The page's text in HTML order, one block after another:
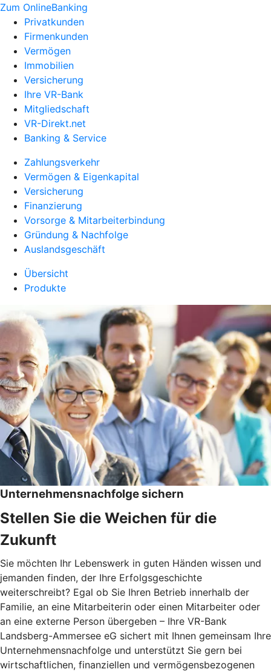
Zum OnlineBanking
Privatkunden
Firmenkunden
Vermögen
Immobilien
Versicherung
Ihre VR-Bank
Mitgliedschaft
VR-Direkt.net
Banking & Service
Zahlungsverkehr
Vermögen & Eigenkapital
Versicherung
Finanzierung
Vorsorge & Mitarbeiterbindung
Gründung & Nachfolge
Auslandsgeschäft
Übersicht
Produkte
Unternehmensnachfolge sichern
Stellen Sie die Weichen für die
Zukunft
Sie möchten Ihr Lebenswerk in guten Händen wissen und
jemanden finden, der Ihre Erfolgsgeschichte
weiterschreibt? Egal ob Sie Ihren Betrieb innerhalb der
Familie, an eine Mitarbeiterin oder einen Mitarbeiter oder
an eine externe Person übergeben – Ihre VR-Bank
Landsberg-Ammersee eG sichert mit Ihnen gemeinsam Ihre
Unternehmensnachfolge und unterstützt Sie gern bei
wirtschaftlichen, finanziellen und vermögensbezogenen